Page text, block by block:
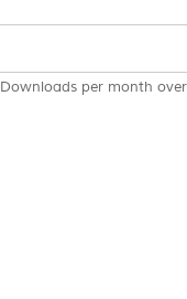
Downloads per month